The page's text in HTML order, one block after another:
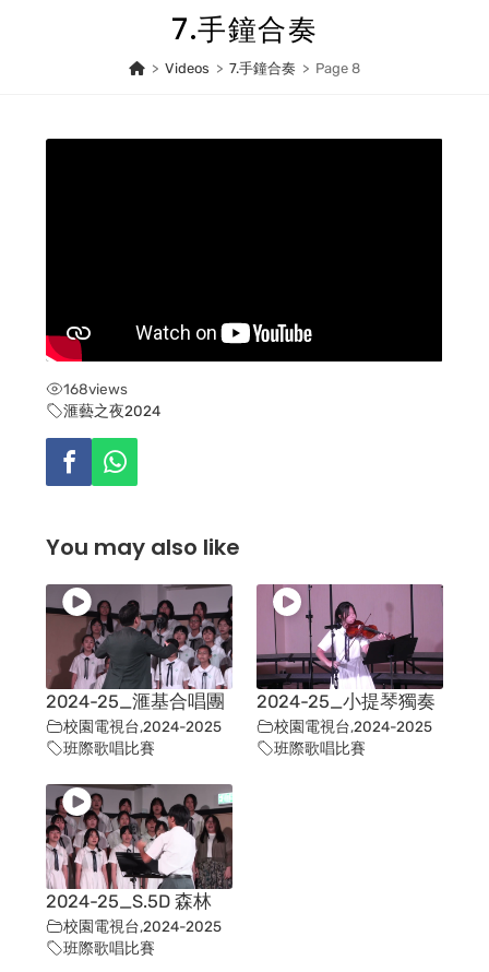
7.手鐘合奏
> Videos > 7.手鐘合奏 > Page 8
168views
滙藝之夜2024
You may also like
2024-25_滙基合唱團
校園電視台,2024-2025
班際歌唱比賽
2024-25_小提琴獨奏
校園電視台,2024-2025
班際歌唱比賽
2024-25_S.5D 森林
校園電視台,2024-2025
班際歌唱比賽